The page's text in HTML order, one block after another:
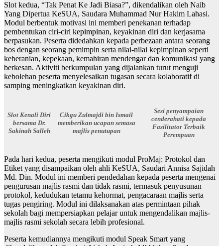
Slot kedua, “Tak Penat Ke Jadi Biasa?”, dikendalikan oleh Naib
Yang Dipertua KeSUA, Saudara Muhammad Nur Hakim Lahasi.
Modul berbentuk motivasi ini memberi penekanan terhadap
pembentukan ciri-ciri kepimpinan, keyakinan diri dan kerjasama
berpasukan. Peserta didedahkan kepada perbezaan antara seorang
bos dengan seorang pemimpin serta nilai-nilai kepimpinan seperti
keberanian, kepekaan, kemahiran mendengar dan komunikasi yang
berkesan. Aktiviti berkumpulan yang dijalankan turut menguji
kebolehan peserta menyelesaikan tugasan secara kolaboratif di
samping meningkatkan keyakinan diri.
Slot Kenali Diri
bersama Dr.
Sakinah Salleh
Cikgu Zulmajdi bin Ismail
memberikan ucapan semasa
majlis penutupan
Sesi penyampaian
cenderahati kepada
Fasilitator Terbaik
Perempuan
Pada hari kedua, peserta mengikuti modul ProMaj: Protokol dan
Etiket yang disampaikan oleh ahli KeSUA, Saudari Annisa Sajidah
Md. Din. Modul ini memberi pendedahan kepada peserta mengenai
pengurusan majlis rasmi dan tidak rasmi, termasuk penyusunan
protokol, kedudukan tetamu kehormat, pengacaraan majlis serta
tugas pengiring. Modul ini dilaksanakan atas permintaan pihak
sekolah bagi mempersiapkan pelajar untuk mengendalikan majlis-
majlis rasmi sekolah secara lebih profesional.
Peserta kemudiannya mengikuti modul Speak Smart yang